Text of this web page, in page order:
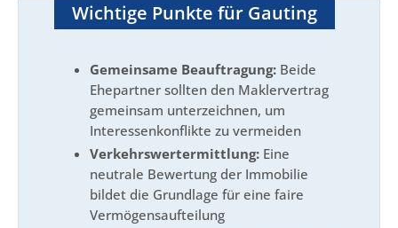
Wichtige Punkte für Gauting
Gemeinsame Beauftragung: Beide
Ehepartner sollten den Maklervertrag
gemeinsam unterzeichnen, um
Interessenkonflikte zu vermeiden
Verkehrswertermittlung: Eine
neutrale Bewertung der Immobilie
bildet die Grundlage für eine faire
Vermögensaufteilung